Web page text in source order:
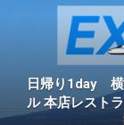
日帰り1day
ル 本店レスト